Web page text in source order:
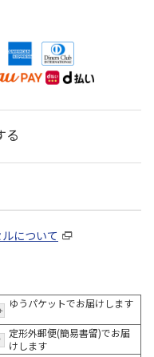
る
について
ゆうパケットでお届けします
定形外郵便(簡易書留)でお届
けします